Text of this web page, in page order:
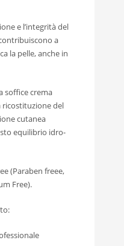
e l’integrità del
a
la pelle, anche in
soffice crema
del
cutanea
equilibrio idro-
(Paraben freee,
Free).